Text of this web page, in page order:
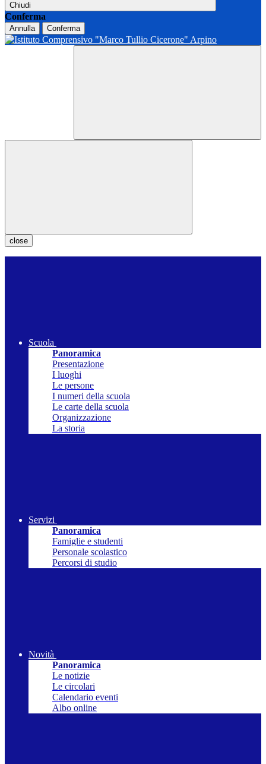
Chiudi
Conferma
Annulla Conferma
close
Scuola
Panoramica
Presentazione
I luoghi
Le persone
I numeri della scuola
Le carte della scuola
Organizzazione
La storia
Servizi
Panoramica
Famiglie e studenti
Personale scolastico
Percorsi di studio
Novità
Panoramica
Le notizie
Le circolari
Calendario eventi
Albo online